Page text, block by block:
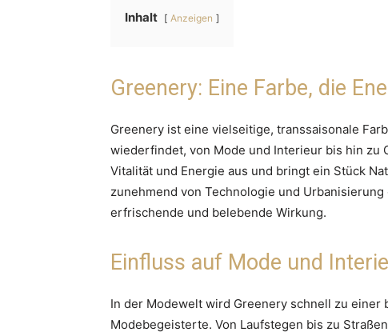
Inhalt Anzeigen
Greenery: Eine Farbe, die
Greenery ist eine vielseitige, transsaisonale
wiederfindet, von Mode und Interieur bis hin zu
Vitalität und Energie aus und bringt ein Stück
zunehmend von Technologie und
erfrischende und belebende Wirkung.
Einfluss auf Mode und
In der Modewelt wird Greenery schnell zu einer
Modebegeisterte. Von Laufstegen bis zu